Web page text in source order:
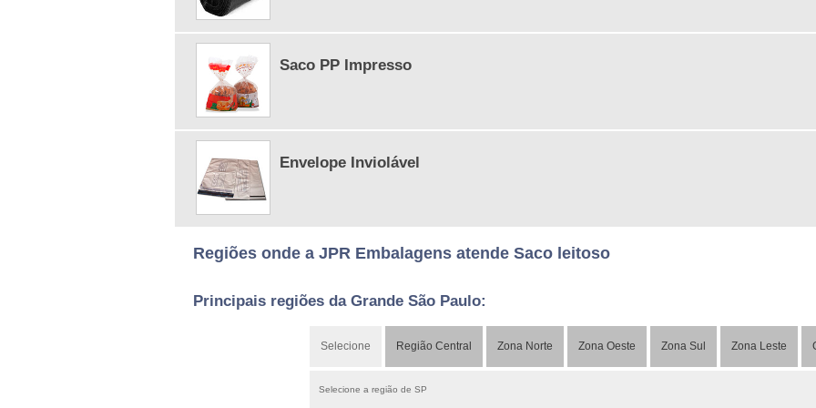
Saco PP Impresso
Envelope Inviolável
Regiões onde a JPR Embalagens atende Saco leitoso
Principais regiões da Grande São Paulo:
Selecione Região Central Zona Norte Zona Oeste Zona Sul Zona Leste
Selecione a região de SP